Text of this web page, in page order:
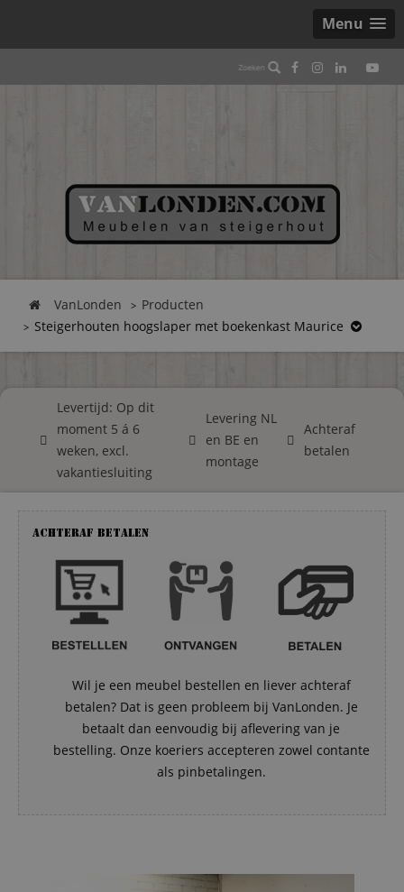
Menu
VanLonden
Producten
Steigerhouten hoogslaper met boekenkast Maurice
Levertijd: Op dit
moment 5 á 6
weken, excl.
vakantiesluiting
Levering NL
en BE en
montage
Achteraf
betalen
Achteraf betalen
Wil je een meubel bestellen en liever achteraf
betalen? Dat is geen probleem bij VanLonden. Je
betaalt dan eenvoudig bij aflevering van je
bestelling. Onze koeriers accepteren zowel contante
als pinbetalingen.